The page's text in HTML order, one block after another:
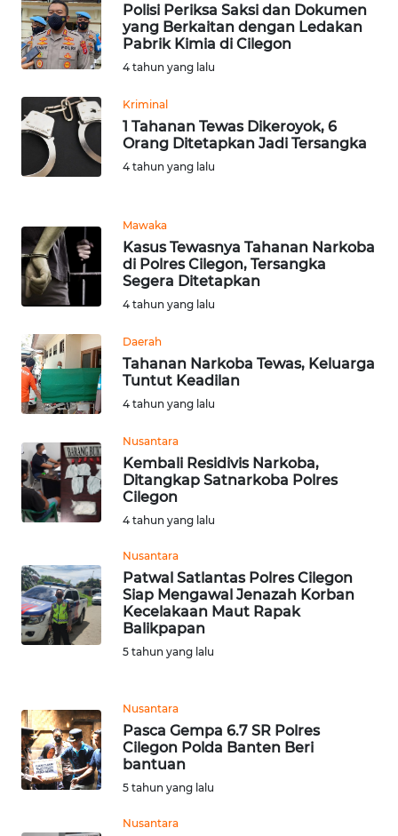
Polisi Periksa Saksi dan Dokumen
yang Berkaitan dengan Ledakan
Pabrik Kimia di Cilegon
4 tahun yang lalu
Kriminal
1 Tahanan Tewas Dikeroyok, 6
Orang Ditetapkan Jadi Tersangka
4 tahun yang lalu
Mawaka
Kasus Tewasnya Tahanan Narkoba
di Polres Cilegon, Tersangka
Segera Ditetapkan
4 tahun yang lalu
Daerah
Tahanan Narkoba Tewas, Keluarga
Tuntut Keadilan
4 tahun yang lalu
Nusantara
Kembali Residivis Narkoba,
Ditangkap Satnarkoba Polres
Cilegon
4 tahun yang lalu
Nusantara
Patwal Satlantas Polres Cilegon
Siap Mengawal Jenazah Korban
Kecelakaan Maut Rapak
Balikpapan
5 tahun yang lalu
Nusantara
Pasca Gempa 6.7 SR Polres
Cilegon Polda Banten Beri
bantuan
5 tahun yang lalu
Nusantara
WN
JAKARTA
WN
JABAR
WN
WN
NTT
WN
WN
PAPUA
PAPUA
BARAT
WN
WN
SERAMBI
WN
WN
SULTRA
WN